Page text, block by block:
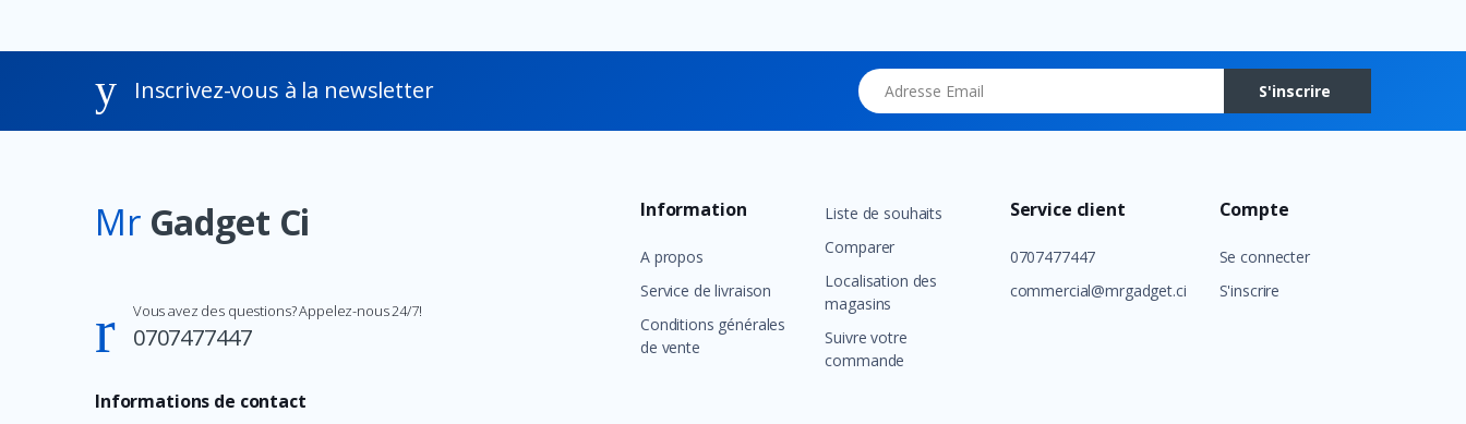
DEEP COOL
Redragon
Alcatel
ANSMANN
Motospeed
Inscrivez-vous à la newsletter Adresse Email
S'inscrire
Mr Gadget Ci
Vous avez des questions? Appelez-nous 24/7!
0707477447
Informations de contact
Information
A propos
Service de livraison
Conditions générales
de vente
Liste de souhaits
Comparer
Localisation des
magasins
Suivre votre
commande
Service client
0707477447
commercial@mrgadget.ci
Compte
Se connecter
S'inscrire